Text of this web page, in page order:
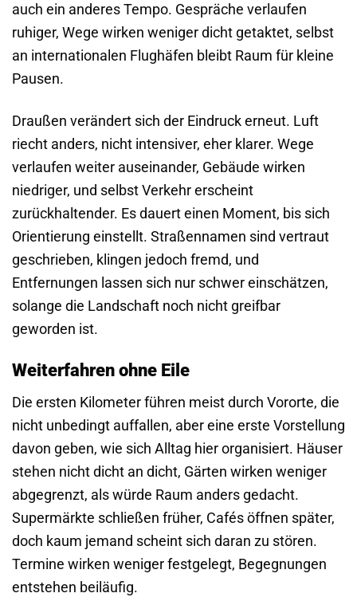
auch ein anderes Tempo. Gespräche verlaufen
ruhiger, Wege wirken weniger dicht getaktet, selbst
an internationalen Flughäfen bleibt Raum für kleine
Pausen.
Draußen verändert sich der Eindruck erneut. Luft
riecht anders, nicht intensiver, eher klarer. Wege
verlaufen weiter auseinander, Gebäude wirken
niedriger, und selbst Verkehr erscheint
zurückhaltender. Es dauert einen Moment, bis sich
Orientierung einstellt. Straßennamen sind vertraut
geschrieben, klingen jedoch fremd, und
Entfernungen lassen sich nur schwer einschätzen,
solange die Landschaft noch nicht greifbar
geworden ist.
Weiterfahren ohne Eile
Die ersten Kilometer führen meist durch Vororte, die
nicht unbedingt auffallen, aber eine erste Vorstellung
davon geben, wie sich Alltag hier organisiert. Häuser
stehen nicht dicht an dicht, Gärten wirken weniger
abgegrenzt, als würde Raum anders gedacht.
Supermärkte schließen früher, Cafés öffnen später,
doch kaum jemand scheint sich daran zu stören.
Termine wirken weniger festgelegt, Begegnungen
entstehen beiläufig.